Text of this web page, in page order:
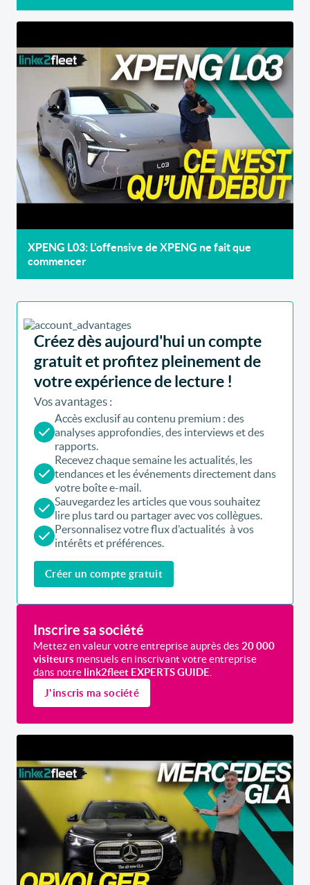
XPENG L03: L'offensive de XPENG ne fait que
commencer
Créez dès aujourd'hui un compte
gratuit et profitez pleinement de
votre expérience de lecture !
Vos avantages :
Accès exclusif au contenu premium : des
analyses approfondies, des interviews et des
rapports.
Recevez chaque semaine les actualités, les
tendances et les événements directement dans
votre boîte e-mail.
Sauvegardez les articles que vous souhaitez
lire plus tard ou partager avec vos collègues.
Personnalisez votre flux d’actualités à vos
intérêts et préférences.
Créer un compte gratuit
Inscrire sa société
Mettez en valeur votre entreprise auprès des 20 000
visiteurs mensuels en inscrivant votre entreprise
dans notre link2fleet EXPERTS GUIDE.
J'inscris ma société